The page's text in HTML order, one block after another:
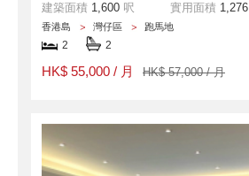
建築面積 1,600 呎 實用面積 1,276
香港島 灣仔區 跑馬地
2 2
HK$ 55,000 / 月 HK$ 57,000 / 月